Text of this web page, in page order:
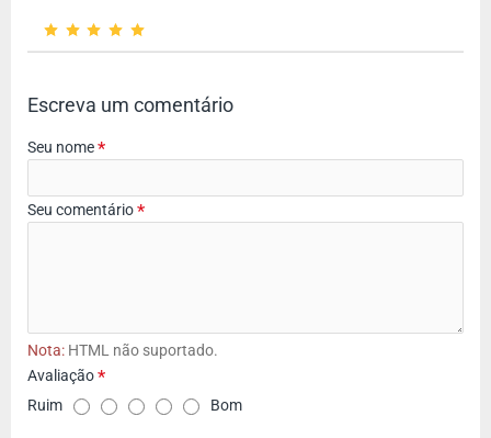
Escreva um comentário
Seu nome
Seu comentário
Nota: HTML não suportado.
A
Avaliação
Ruim
Bom